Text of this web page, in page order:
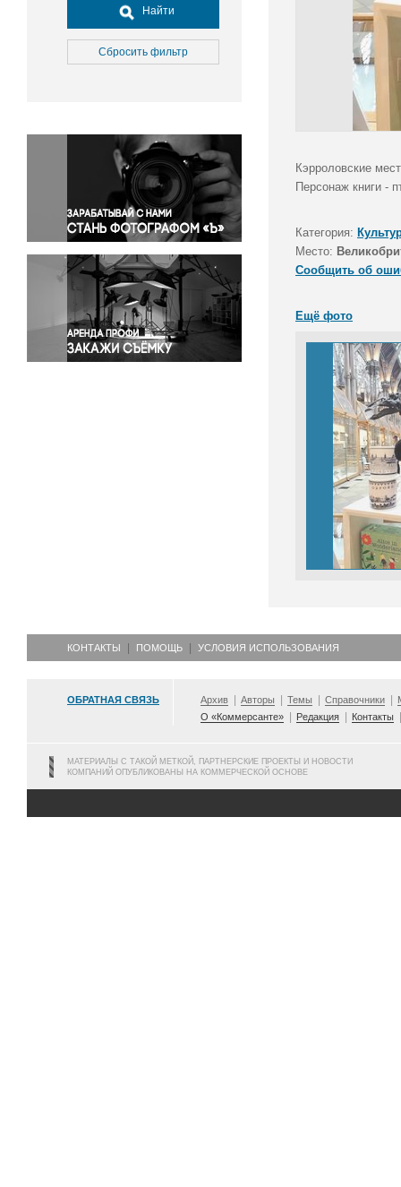
Досуг, туризм и отдых
Культура
Медицина
Окружающая среда
Политика
Правосудие
Происшествия и конфликты
Религия
Светская жизнь
Спорт
Экология
Экономика и бизнес
Найти
Сбросить фильтр
Кэрроловские
Персонаж книги -
Категория:
Место:
Сообщить об
Ещё фото
КОНТАКТЫ ПОМОЩЬ УСЛОВИЯ ИСПОЛЬЗОВАНИЯ
ОБРАТНАЯ СВЯЗЬ Архив Авторы Темы Справочники
О «Коммерсанте»
Редакция Контакты
МАТЕРИАЛЫ С ТАКОЙ МЕТКОЙ, ПАРТНЕРСКИЕ ПРОЕКТЫ И НОВОСТИ
КОМПАНИЙ ОПУБЛИКОВАНЫ НА КОММЕРЧЕСКОЙ ОСНОВЕ